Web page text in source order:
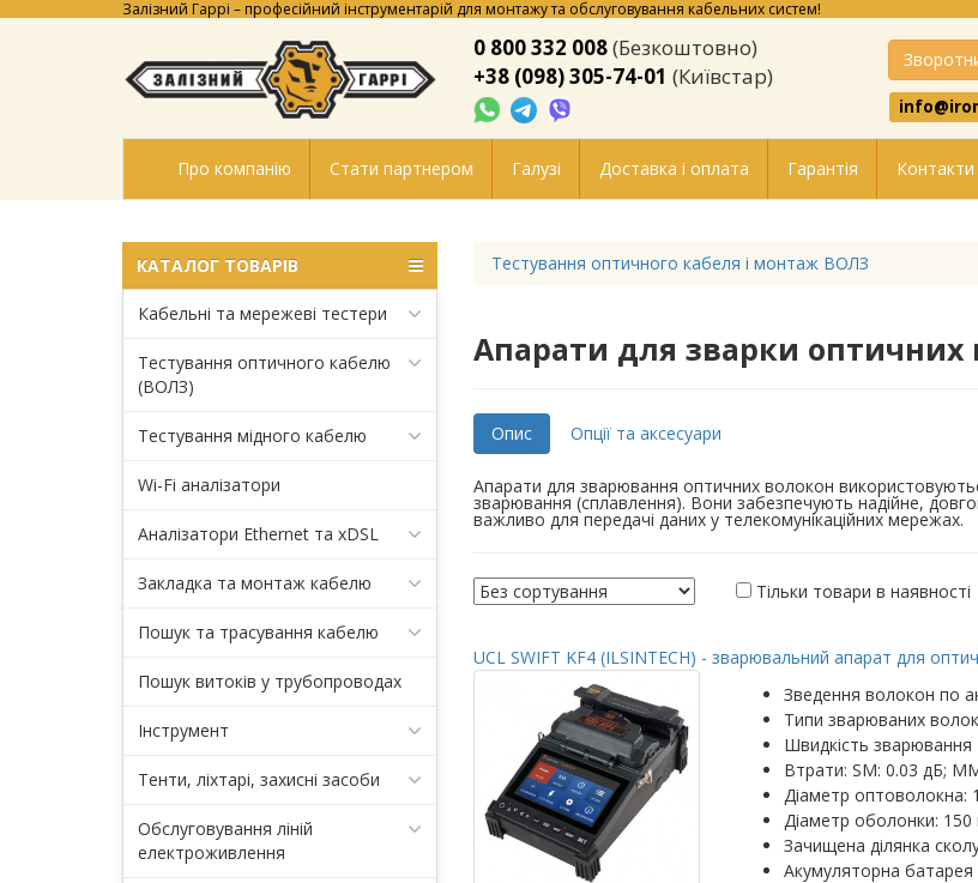
Залізний Гаррі – професійний інструментарій для монтажу та обслуговування кабельних систем!
0 800 332 008(Безкоштовно)
+38 (098) 305-74-01 (Київстар)
Про компанію Стати партнером Галузі Доставка і оплата Гарантія Контакти
КАТАЛОГ ТОВАРІВ
Кабельні та мережеві тестери
Тестування оптичного кабелю
(ВОЛЗ)
Тестування мідного кабелю
Wi-Fi аналізатори
Аналізатори Ethernet та xDSL
Закладка та монтаж кабелю
Пошук та трасування кабелю
Пошук витоків у трубопроводах
Інструмент
Тенти, ліхтарі, захисні засоби
Обслуговування ліній
електроживлення
Тестування оптичного кабеля і монтаж ВОЛЗ
Апарати для зварки оптичних
Опис Опції та аксесуари
Апарати для зварювання оптичних волокон
зварювання (сплавлення). Вони забезпечують надійне,
важливо для передачі даних у телекомунікаційних мережах.
Тільки товари в наявності
UCL SWIFT KF4 (ILSINTECH) - зварювальний апарат для
Зведення волокон по
Типи зварюваних
Швидкість зварювання
Втрати: SM: 0.03 дБ;
Діаметр оптоволокна:
Діаметр оболонки:
Зачищена ділянка
Акумуляторна батарея